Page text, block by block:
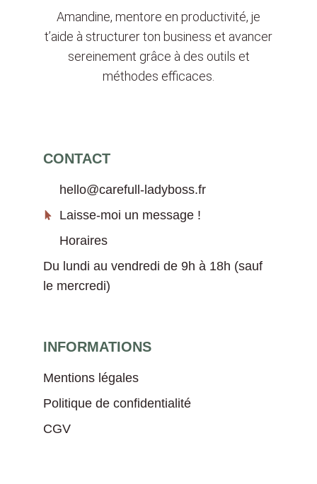
Amandine, mentore en productivité, je
t’aide à structurer ton business et avancer
sereinement grâce à des outils et
méthodes efficaces.
CONTACT
hello@carefull-ladyboss.fr
Laisse-moi un message !
Horaires
Du lundi au vendredi de 9h à 18h (sauf
le mercredi)
INFORMATIONS
Mentions légales
Politique de confidentialité
CGV